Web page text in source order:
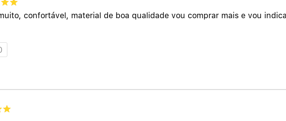
confortável, material de boa qualidade vou comprar mais e vou